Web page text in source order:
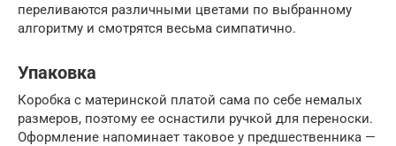
переливаются различными цветами по выбранному
алгоритму и смотрятся весьма симпатично.
Упаковка
Коробка с материнской платой сама по себе немалых
размеров, поэтому ее оснастили ручкой для переноски.
Оформление напоминает таковое у предшественника —